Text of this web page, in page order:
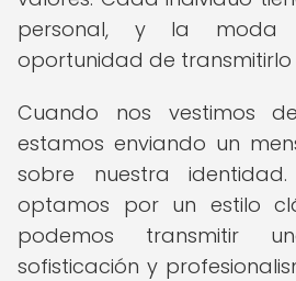
personal, y la moda
oportunidad de transmitirlo
Cuando nos vestimos
estamos enviando un
sobre nuestra
optamos por un estilo
podemos transmitir
sofisticación y